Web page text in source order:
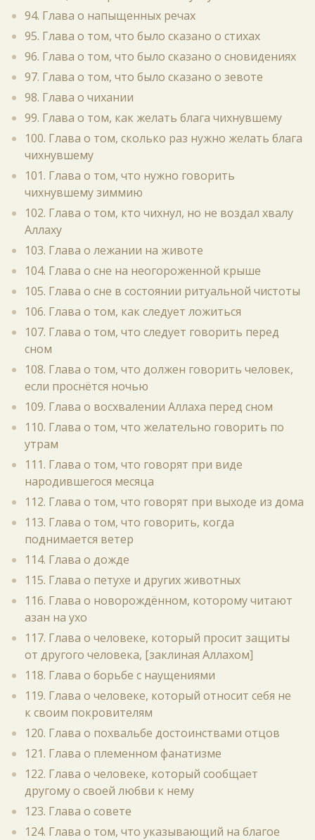
94. Глава о напыщенных речах
95. Глава о том, что было сказано о стихах
96. Глава о том, что было сказано о сновидениях
97. Глава о том, что было сказано о зевоте
98. Глава о чихании
99. Глава о том, как желать блага чихнувшему
100. Глава о том, сколько раз нужно желать блага
чихнувшему
101. Глава о том, что нужно говорить
чихнувшему зиммию
102. Глава о том, кто чихнул, но не воздал хвалу
Аллаху
103. Глава о лежании на животе
104. Глава о сне на неогороженной крыше
105. Глава о сне в состоянии ритуальной чистоты
106. Глава о том, как следует ложиться
107. Глава о том, что следует говорить перед
сном
108. Глава о том, что должен говорить человек,
если проснётся ночью
109. Глава о восхвалении Аллаха перед сном
110. Глава о том, что желательно говорить по
утрам
111. Глава о том, что говорят при виде
народившегося месяца
112. Глава о том, что говорят при выходе из дома
113. Глава о том, что говорить, когда
поднимается ветер
114. Глава о дожде
115. Глава о петухе и других животных
116. Глава о новорождённом, которому читают
азан на ухо
117. Глава о человеке, который просит защиты
от другого человека, [заклиная Аллахом]
118. Глава о борьбе с наущениями
119. Глава о человеке, который относит себя не
к своим покровителям
120. Глава о похвальбе достоинствами отцов
121. Глава о племенном фанатизме
122. Глава о человеке, который сообщает
другому о своей любви к нему
123. Глава о совете
124. Глава о том, что указывающий на благое